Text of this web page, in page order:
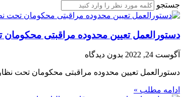
جستجو
دستورالعمل تعیین محدوده مراقبتی
آگوست 24, 2022 بدون دیدگاه
دستورالعمل تعیین محدوده مراقبتی محکومان تحت نظارت سامانه های الکترونیکی در راستای ماده
ادامه مطلب »